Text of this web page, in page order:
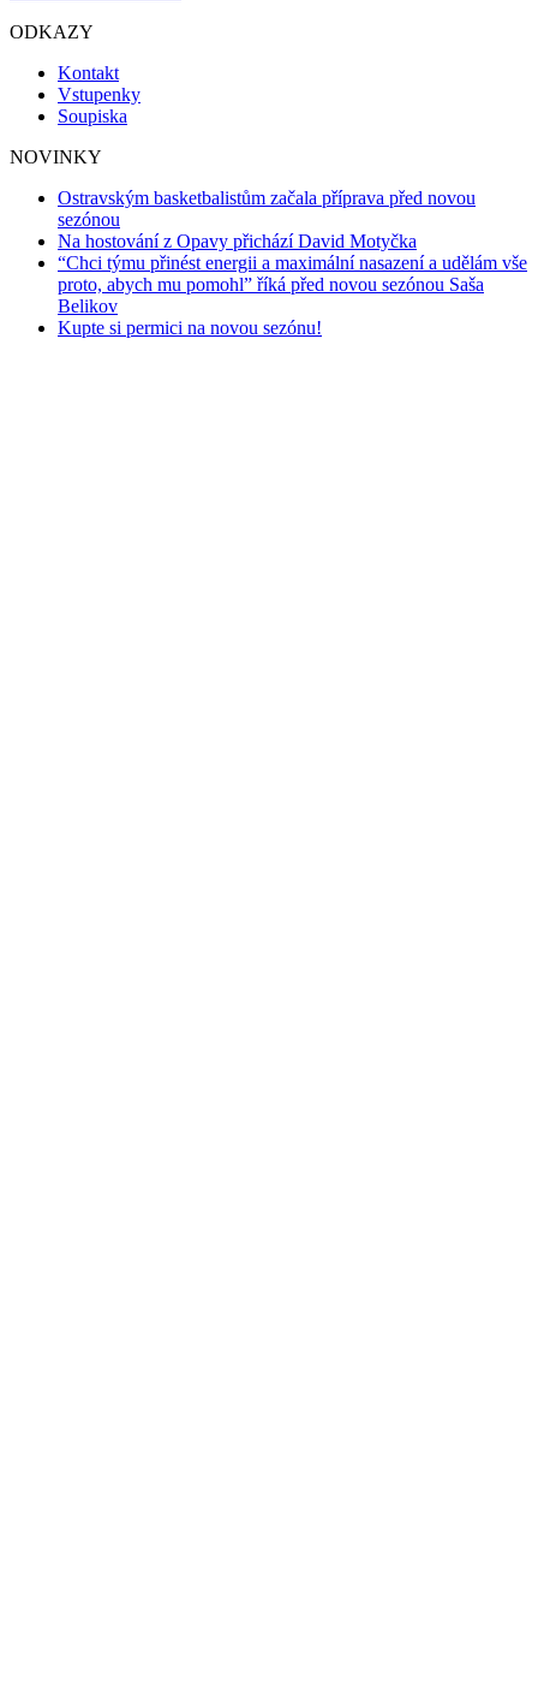
ODKAZY
Kontakt
Vstupenky
Soupiska
NOVINKY
Ostravským basketbalistům začala příprava před novou
sezónou
Na hostování z Opavy přichází David Motyčka
“Chci týmu přinést energii a maximální nasazení a udělám vše
proto, abych mu pomohl” říká před novou sezónou Saša
Belikov
Kupte si permici na novou sezónu!